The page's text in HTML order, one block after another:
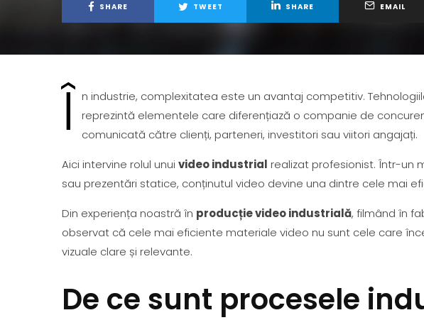
SHARE TWEET SHARE EMAIL
Î n industrie, complexitatea este un avantaj competitiv.
reprezintă elementele care diferențiază o companie de
comunicată către clienți, parteneri, investitori sau viitori angajați.
Aici intervine rolul unui video industrial realizat profesionist. Într-un
sau prezentări statice, conținutul video devine una dintre cele mai
Din experiența noastră în producție video industrială, filmând în
observat că cele mai eficiente materiale video nu sunt cele care
vizuale clare și relevante.
De ce sunt procesele